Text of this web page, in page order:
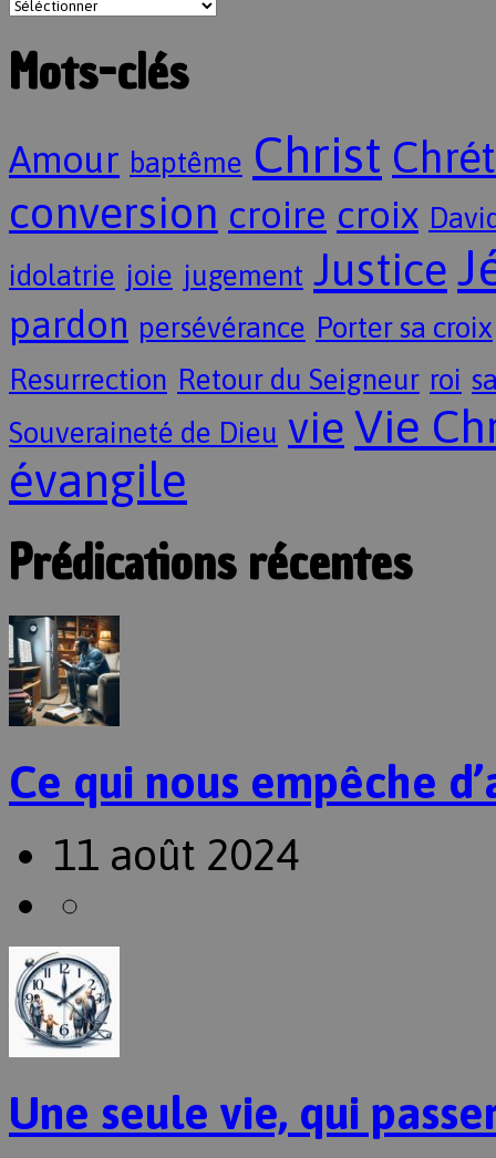
Mots-clés
Amour baptême Christ
conversion croire croix
idolatrie joie jugement Justice
pardon persévérance Porter sa croix
Resurrection Retour du Seigneur roi
Souveraineté de Dieu vie Vie
évangile
Prédications récentes
Ce qui nous empêche
11 août 2024
Une seule vie, qui